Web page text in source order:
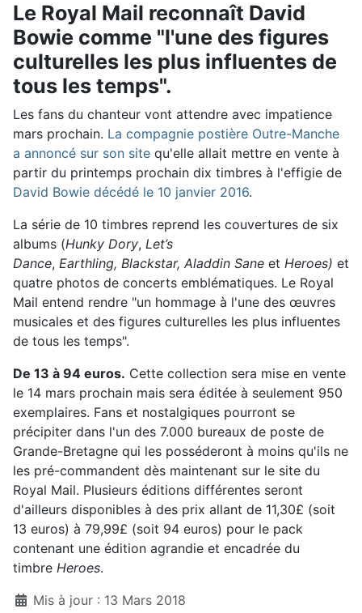
Le Royal Mail reconnaît David
Bowie comme "l'une des figures
culturelles les plus influentes de
tous les temps".
Les fans du chanteur vont attendre avec impatience
mars prochain. La compagnie postière Outre-Manche
a annoncé sur son site qu'elle allait mettre en vente à
partir du printemps prochain dix timbres à l'effigie de
David Bowie décédé le 10 janvier 2016.
La série de 10 timbres reprend les couvertures de six
albums (Hunky Dory, Let’s
Dance, Earthling, Blackstar, Aladdin Sane et Heroes) et
quatre photos de concerts emblématiques. Le Royal
Mail entend rendre "un hommage à l'une des œuvres
musicales et des figures culturelles les plus influentes
de tous les temps".
De 13 à 94 euros. Cette collection sera mise en vente
le 14 mars prochain mais sera éditée à seulement 950
exemplaires. Fans et nostalgiques pourront se
précipiter dans l'un des 7.000 bureaux de poste de
Grande-Bretagne qui les posséderont à moins qu'ils ne
les pré-commandent dès maintenant sur le site du
Royal Mail. Plusieurs éditions différentes seront
d'ailleurs disponibles à des prix allant de 11,30£ (soit
13 euros) à 79,99£ (soit 94 euros) pour le pack
contenant une édition agrandie et encadrée du
timbre Heroes.
DétailsMis à jour : 13 Mars 2018